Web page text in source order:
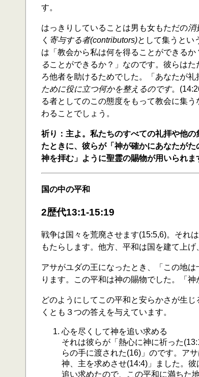
す。
はっきりしていることは男も女もただの消
く 寄与する者(contributors)として集うとい
は「教会から私は何を得ることができる
ることができるか？」なのです。彼らは
ろ他者を助けるためでした。「あなたが礼
ために役に立つ何かを整えるのです。
る者としてのこの態度をもって教会に集
わることでしょう。
祈り：主よ。私たちのすべての礼拝や他
たときに、彼らが「神が確かにあなたが
神を拝む」ように聖霊の賜物が用いられま
国の中の平和
2歴代13:1-15:19
戦争は国々を荒廃させます(15:5,6)。それ
もたらします。他方、平和は国を建て上げ
アサがユダの王になったとき、「この地は
ります。この平和は神の賜物でした。「神
どのようにしてこの平和と安らかさが生
くとも３つの答えを与えています。
心を尽くして神を追い求める
それは彼らが「熱心に神に祈った
らの手に渡された(16)」のです。ア
神、主を求めさせ(14:4)」ました。
追い求めたので、この平和に満ちた